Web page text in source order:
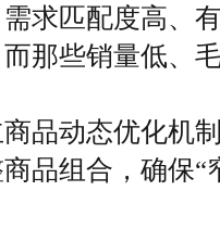
求匹配度高、
那些销量低、
品动态优化机
品组合，确保“